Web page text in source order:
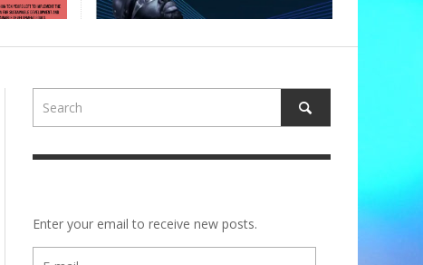
Enter your email to receive new posts.